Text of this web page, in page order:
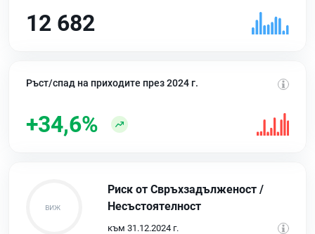
12 682
Ръст/спад на приходите през 2024 г.
+34,6%
Риск от Свръхзадълженост /
Несъстоятелност
към 31.12.2024 г.